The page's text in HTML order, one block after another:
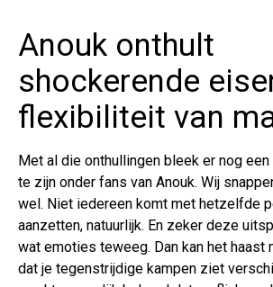
Anouk onthult
shockerende
flexibiliteit van
Met al die onthullingen bleek er nog
te zijn onder fans van Anouk. Wij
wel. Niet iedereen komt met hetzelfde
aanzetten, natuurlijk. En zeker deze
wat emoties teweeg. Dan kan het haast
dat je tegenstrijdige kampen ziet